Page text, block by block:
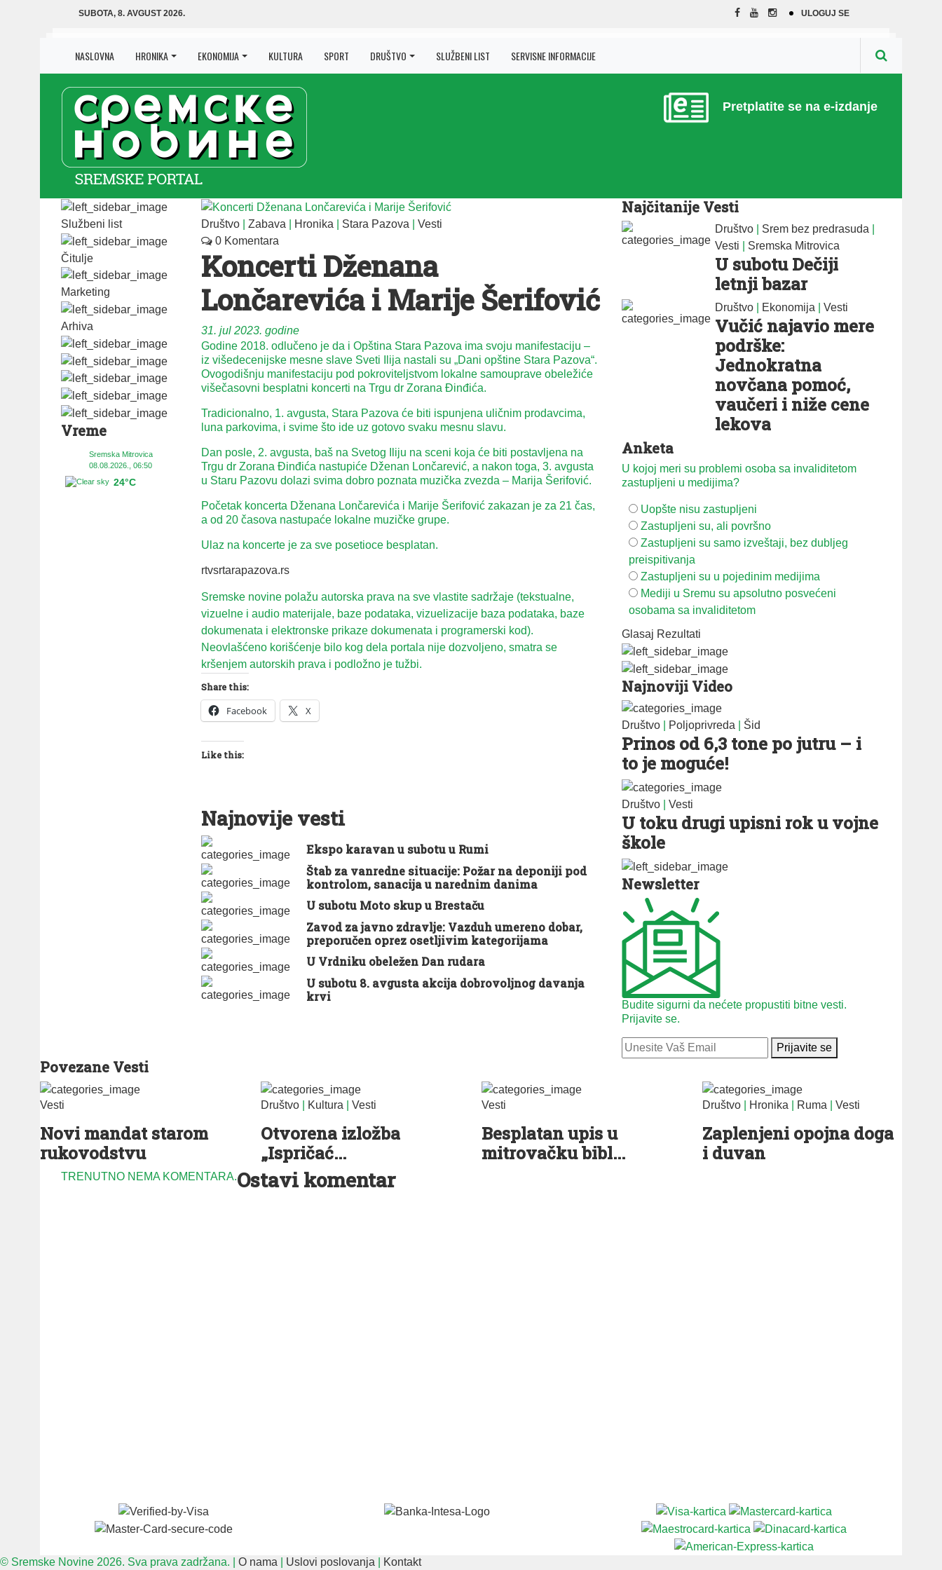
SUBOTA, 8. AVGUST 2026. ULOGUJ SE
NASLOVNA HRONIKA EKONOMIJA KULTURA SPORT DRUŠTVO SLUŽBENI LIST SERVISNE INFORMACIJE
Pretplatite se na e-izdanje
Službeni list
Čitulje
Marketing
Arhiva
Vreme
Sremska Mitrovica
08.08.2026., 06:50
24°C
Društvo Zabava Hronika Stara Pazova
Vesti
0 Komentara
Koncerti Dženana
Lončarevića i Marije Šerifović
31. jul 2023. godine
Godine 2018. odlučeno je da i Opština Stara Pazova ima svoju manifestaciju –
iz višedecenijske mesne slave Sveti Ilija nastali su „Dani opštine Stara Pazova“.
Ovogodišnju manifestaciju pod pokroviteljstvom lokalne samouprave obeležiće
višečasovni besplatni koncerti na Trgu dr Zorana Đinđića.
Tradicionalno, 1. avgusta, Stara Pazova će biti ispunjena uličnim prodavcima,
luna parkovima, i svime što ide uz gotovo svaku mesnu slavu.
Dan posle, 2. avgusta, baš na Svetog Iliju na sceni koja će biti postavljena na
Trgu dr Zorana Đinđića nastupiće Dženan Lončarević, a nakon toga, 3. avgusta
u Staru Pazovu dolazi svima dobro poznata muzička zvezda – Marija Šerifović.
Početak koncerta Dženana Lončarevića i Marije Šerifović zakazan je za 21 čas,
a od 20 časova nastupaće lokalne muzičke grupe.
Ulaz na koncerte je za sve posetioce besplatan.
rtvsrtarapazova.rs
Sremske novine polažu autorska prava na sve vlastite sadržaje (tekstualne,
vizuelne i audio materijale, baze podataka, vizuelizacije baza podataka, baze
dokumenata i elektronske prikaze dokumenata i programerski kod).
Neovlašćeno korišćenje bilo kog dela portala nije dozvoljeno, smatra se
kršenjem autorskih prava i podložno je tužbi.
Share this:
Facebook X
Like this:
Najnovije vesti
Ekspo karavan u subotu u Rumi
Štab za vanredne situacije: Požar na deponiji pod
kontrolom, sanacija u narednim danima
U subotu Moto skup u Brestaču
Zavod za javno zdravlje: Vazduh umereno dobar,
preporučen oprez osetljivim kategorijama
U Vrdniku obeležen Dan rudara
U subotu 8. avgusta akcija dobrovoljnog davanja
krvi
Najčitanije Vesti
Društvo Srem bez predrasuda
Vesti
Sremska Mitrovica
U subotu Dečiji
letnji bazar
Društvo Ekonomija |Vesti
Vučić najavio mere
podrške:
Jednokratna
novčana pomoć,
vaučeri i niže cene
lekova
Anketa
U kojoj meri su problemi osoba sa invaliditetom
zastupljeni u medijima?
Uopšte nisu zastupljeni
Zastupljeni su, ali površno
Zastupljeni su samo izveštaji, bez dubljeg
preispitivanja
Zastupljeni su u pojedinim medijima
Mediji u Sremu su apsolutno posvećeni
osobama sa invaliditetom
Glasaj Rezultati
Najnoviji Video
Društvo Poljoprivreda Šid
Prinos od 6,3 tone po jutru – i
to je moguće!
Društvo Vesti
U toku drugi upisni rok u vojne
škole
Newsletter
Budite sigurni da nećete propustiti bitne vesti.
Prijavite se.
Prijavite se
Povezane Vesti
Vesti
Novi mandat starom
rukovodstvu
Društvo Kultura Vesti
Otvorena izložba
„Ispričać...
Vesti
Besplatan upis u
mitrovačku bibl...
Društvo Hronika Ruma Vesti
Zaplenjeni opojna doga
i duvan
TRENUTNO NEMA KOMENTARA.Ostavi komentar
© Sremske Novine 2026. Sva prava zadržana. | O nama Uslovi poslovanja Kontakt